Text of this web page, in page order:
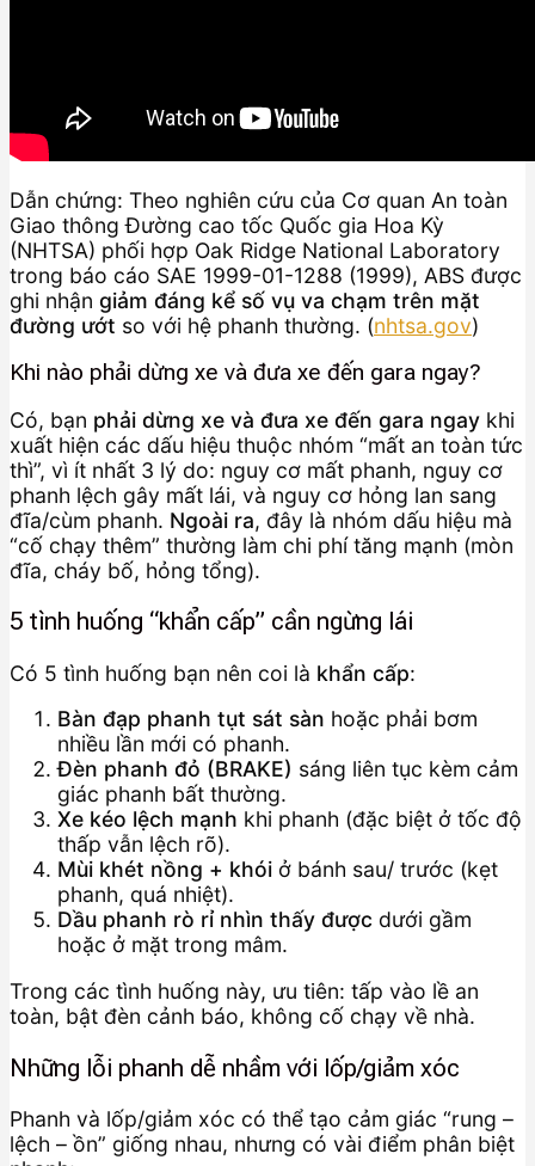
Dẫn chứng: Theo nghiên cứu của Cơ quan An toàn
Giao thông Đường cao tốc Quốc gia Hoa Kỳ
(NHTSA) phối hợp Oak Ridge National Laboratory
trong báo cáo SAE 1999-01-1288 (1999), ABS được
ghi nhận giảm đáng kể số vụ va chạm trên mặt
đường ướt so với hệ phanh thường. (nhtsa.gov)
Khi nào phải dừng xe và đưa xe đến gara ngay?
Có, bạn phải dừng xe và đưa xe đến gara ngay khi
xuất hiện các dấu hiệu thuộc nhóm “mất an toàn tức
thì”, vì ít nhất 3 lý do: nguy cơ mất phanh, nguy cơ
phanh lệch gây mất lái, và nguy cơ hỏng lan sang
đĩa/cùm phanh. Ngoài ra, đây là nhóm dấu hiệu mà
“cố chạy thêm” thường làm chi phí tăng mạnh (mòn
đĩa, cháy bố, hỏng tổng).
5 tình huống “khẩn cấp” cần ngừng lái
Có 5 tình huống bạn nên coi là khẩn cấp:
Bàn đạp phanh tụt sát sàn hoặc phải bơm
nhiều lần mới có phanh.
Đèn phanh đỏ (BRAKE) sáng liên tục kèm cảm
giác phanh bất thường.
Xe kéo lệch mạnh khi phanh (đặc biệt ở tốc độ
thấp vẫn lệch rõ).
Mùi khét nồng + khói ở bánh sau/ trước (kẹt
phanh, quá nhiệt).
Dầu phanh rò rỉ nhìn thấy được dưới gầm
hoặc ở mặt trong mâm.
Trong các tình huống này, ưu tiên: tấp vào lề an
toàn, bật đèn cảnh báo, không cố chạy về nhà.
Những lỗi phanh dễ nhầm với lốp/giảm xóc
Phanh và lốp/giảm xóc có thể tạo cảm giác “rung –
lệch – ồn” giống nhau, nhưng có vài điểm phân biệt